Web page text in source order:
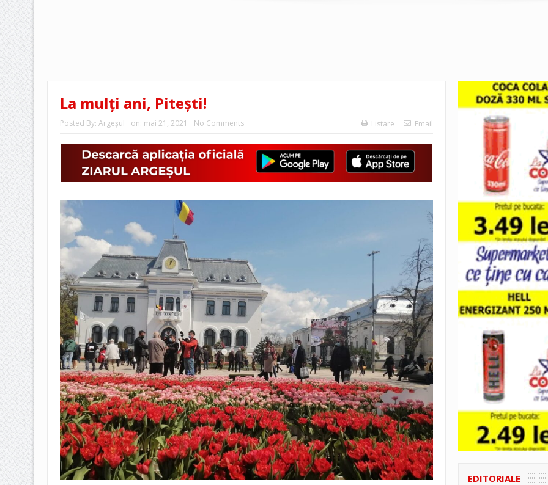
La mulți ani, Pitești!
Posted By: Argeşul on: mai 21, 2021 No Comments Listare Email
EDITORIALE